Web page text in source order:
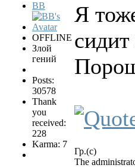
BB
OFFLINE
Злой
гений
Posts:
30578
Thank
you
received:
228
Karma: 7
Я
Гр.(с)
The